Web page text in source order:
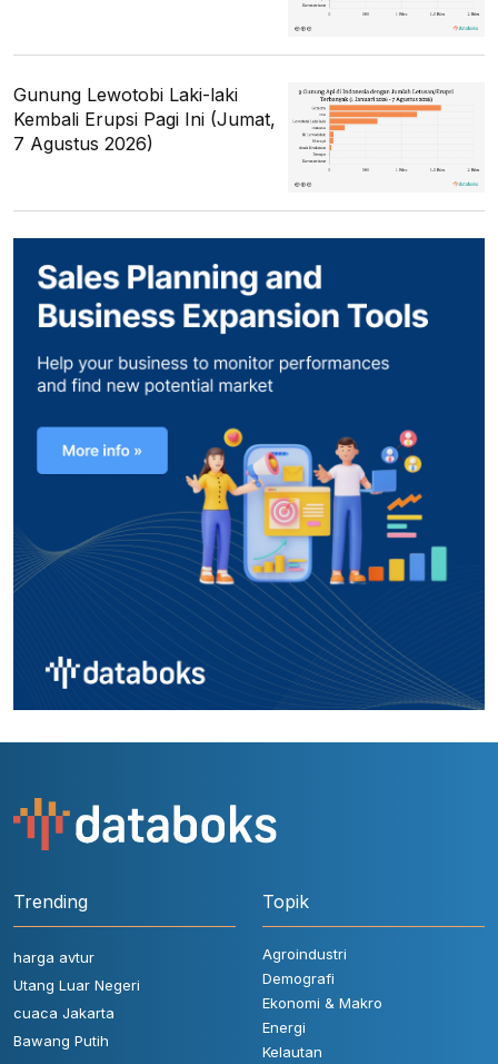
Gunung Lewotobi Laki-laki
Kembali Erupsi Pagi Ini (Jumat,
7 Agustus 2026)
Trending
harga avtur
Utang Luar Negeri
cuaca Jakarta
Bawang Putih
Topik
Agroindustri
Demografi
Ekonomi & Makro
Energi
Kelautan